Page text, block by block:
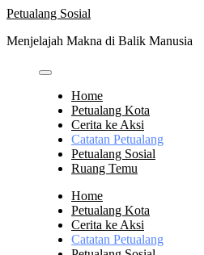
Skip
content
Petualang Sosial
Menjelajah Makna di Balik Manusia
Home
Petualang Kota
Cerita ke Aksi
Catatan Petualang
Petualang Sosial
Ruang Temu
Home
Petualang Kota
Cerita ke Aksi
Catatan Petualang